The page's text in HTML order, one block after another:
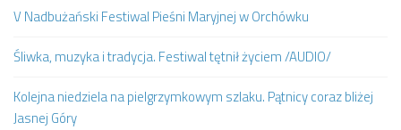
V Nadbużański Festiwal Pieśni Maryjnej w Orchówku
Śliwka, muzyka i tradycja. Festiwal tętnił życiem /AUDIO/
Kolejna niedziela na pielgrzymkowym szlaku. Pątnicy coraz bliżej
Jasnej Góry